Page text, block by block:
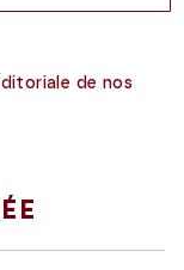
de nos